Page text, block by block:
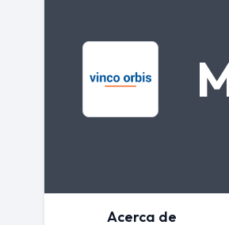
Acerca de